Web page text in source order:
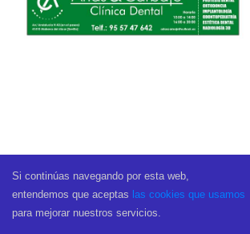
Si continúas navegando por esta web,
entendemos que aceptas las cookies que usamos
para mejorar nuestros servicios.